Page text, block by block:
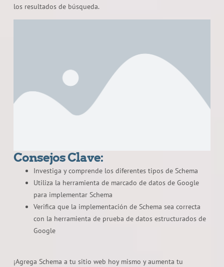
los resultados de búsqueda.
Consejos Clave:
Investiga y comprende los diferentes tipos de Schema
Utiliza la herramienta de marcado de datos de Google
para implementar Schema
Verifica que la implementación de Schema sea correcta
con la herramienta de prueba de datos estructurados de
Google
¡Agrega Schema a tu sitio web hoy mismo y aumenta tu